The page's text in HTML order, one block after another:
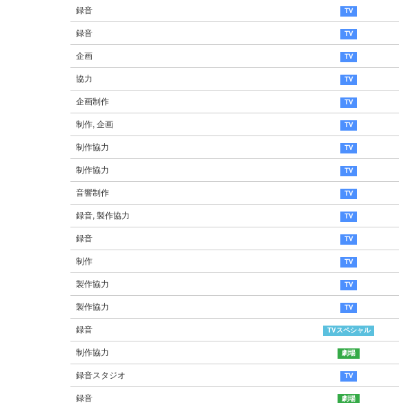
録音
録音
企画
協力
企画制作
制作, 企画
制作協力
制作協力
音響制作
録音, 製作協力
録音
制作
製作協力
製作協力
録音
制作協力
録音スタジオ
録音